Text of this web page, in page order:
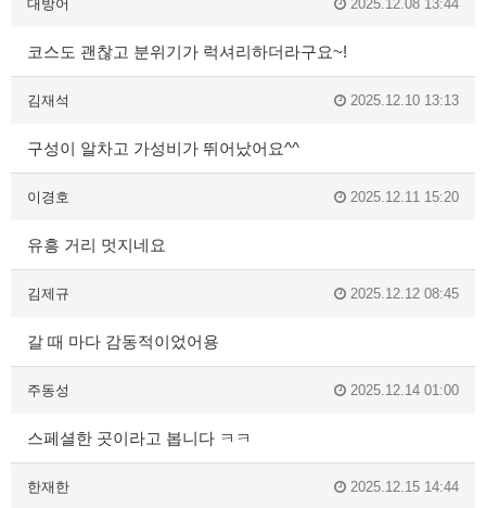
대방어 2025.12.08 13:44
코스도 괜찮고 분위기가 럭셔리하더라구요~!
김재석 2025.12.10 13:13
구성이 알차고 가성비가 뛰어났어요^^
이경호 2025.12.11 15:20
유흥 거리 멋지네요
김제규 2025.12.12 08:45
갈 때 마다 감동적이었어용
주동성 2025.12.14 01:00
스페셜한 곳이라고 봅니다 ㅋㅋ
한재한 2025.12.15 14:44